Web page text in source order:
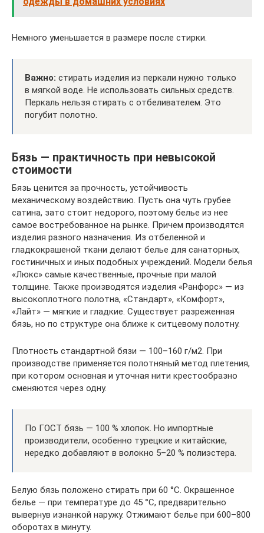
Немного уменьшается в размере после стирки.
Важно: стирать изделия из перкали нужно только
в мягкой воде. Не использовать сильных средств.
Перкаль нельзя стирать с отбеливателем. Это
погубит полотно.
Бязь — практичность при невысокой
стоимости
Бязь ценится за прочность, устойчивость
механическому воздействию. Пусть она чуть грубее
сатина, зато стоит недорого, поэтому белье из нее
самое востребованное на рынке. Причем производятся
изделия разного назначения. Из отбеленной и
гладкокрашеной ткани делают белье для санаторных,
гостиничных и иных подобных учреждений. Модели белья
«Люкс» самые качественные, прочные при малой
толщине. Также производятся изделия «Ранфорс» — из
высокоплотного полотна, «Стандарт», «Комфорт»,
«Лайт» — мягкие и гладкие. Существует разреженная
бязь, но по структуре она ближе к ситцевому полотну.
Плотность стандартной бязи — 100–160 г/м2. При
производстве применяется полотняный метод плетения,
при котором основная и уточная нити крестообразно
сменяются через одну.
По ГОСТ бязь — 100 % хлопок. Но импортные
производители, особенно турецкие и китайские,
нередко добавляют в волокно 5–20 % полиэстера.
Белую бязь положено стирать при 60 °C. Окрашенное
белье — при температуре до 45 °C, предварительно
вывернув изнанкой наружу. Отжимают белье при 600–800
оборотах в минуту.